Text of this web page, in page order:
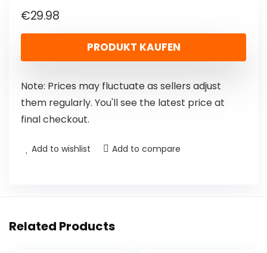
€29.98
PRODUKT KAUFEN
Note: Prices may fluctuate as sellers adjust
them regularly. You'll see the latest price at
final checkout.
Add to wishlist Add to compare
Related Products